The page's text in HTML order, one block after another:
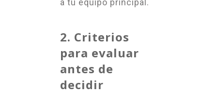
a tu equipo principal.
2. Criterios
para evaluar
antes de
decidir